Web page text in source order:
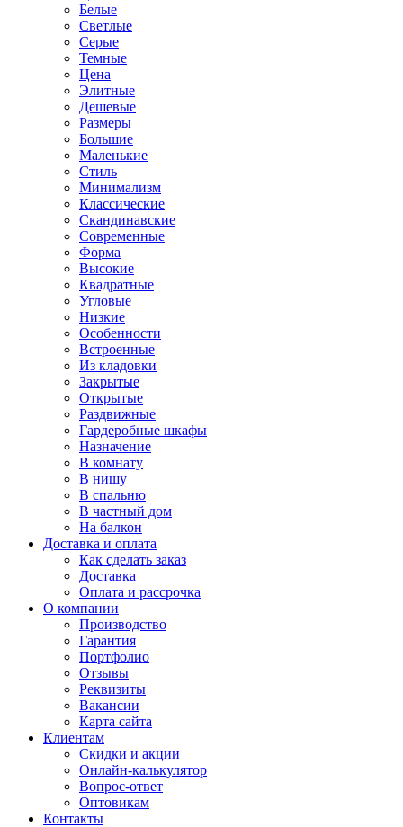
Белые
Светлые
Серые
Темные
Цена
Элитные
Дешевые
Размеры
Большие
Маленькие
Стиль
Минимализм
Классические
Скандинавские
Современные
Форма
Высокие
Квадратные
Угловые
Низкие
Особенности
Встроенные
Из кладовки
Закрытые
Открытые
Раздвижные
Гардеробные шкафы
Назначение
В комнату
В нишу
В спальню
В частный дом
На балкон
Доставка и оплата
Как сделать заказ
Доставка
Оплата и рассрочка
О компании
Производство
Гарантия
Портфолио
Отзывы
Реквизиты
Вакансии
Карта сайта
Клиентам
Скидки и акции
Онлайн-калькулятор
Вопрос-ответ
Оптовикам
Контакты